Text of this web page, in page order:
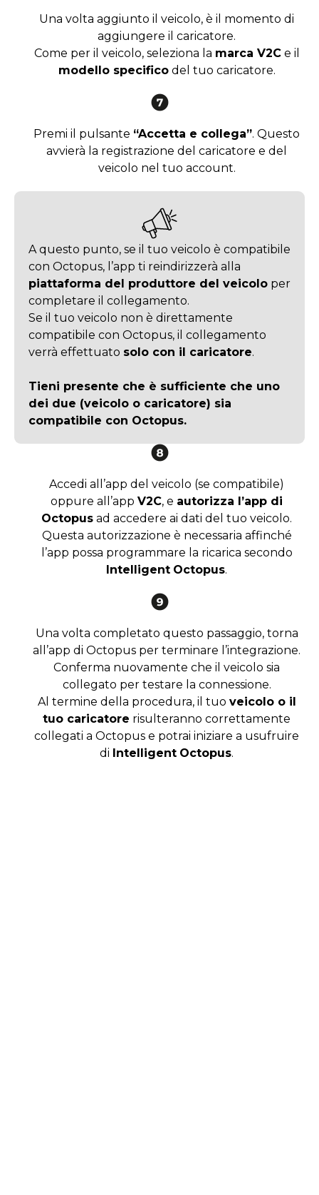
Una volta aggiunto il veicolo, è il momento di
aggiungere il caricatore.
Come per il veicolo, seleziona la marca V2Ce il
modello specificodel tuo caricatore.
Premi il pulsante “Accetta e collega”. Questo
avvierà la registrazione del caricatore e del
veicolo nel tuo account.
A questo punto, se il tuo veicolo è compatibile
con Octopus, l’app ti reindirizzerà alla
piattaforma del produttore del veicolo per
completare il collegamento.
Se il tuo veicolo non è direttamente
compatibile con Octopus, il collegamento
verrà effettuato solo con il caricatore.
Tieni presente che è sufficiente che uno
dei due (veicolo o caricatore) sia
compatibile con Octopus.
Accedi all’app del veicolo (se compatibile)
oppure all’app V2C, e autorizza l’app di
Octopus ad accedere ai dati del tuo veicolo.
Questa autorizzazione è necessaria affinché
l’app possa programmare la ricarica secondo
Intelligent Octopus.
Una volta completato questo passaggio, torna
all’app di Octopus per terminare l’integrazione.
Conferma nuovamente che il veicolo sia
collegato per testare la connessione.
Al termine della procedura, il tuo veicolo o il
tuo caricatore risulteranno correttamente
collegati a Octopus e potrai iniziare a usufruire
di Intelligent Octopus.